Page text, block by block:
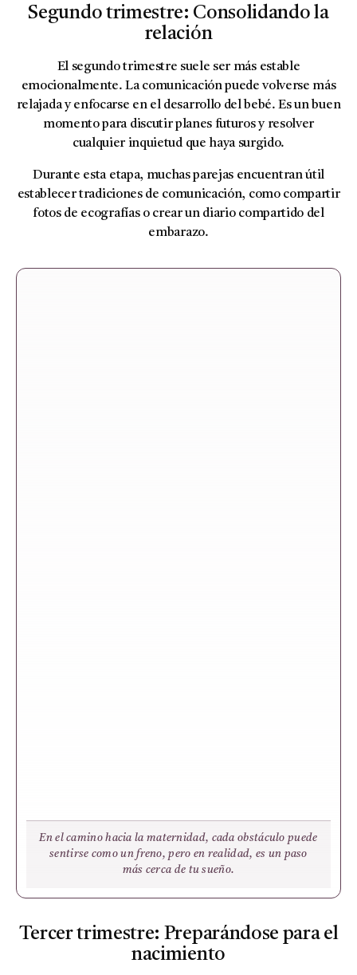
Segundo trimestre: Consolidando la
relación
El segundo trimestre suele ser más estable
emocionalmente. La comunicación puede volverse más
relajada y enfocarse en el desarrollo del bebé. Es un buen
momento para discutir planes futuros y resolver
cualquier inquietud que haya surgido.
Durante esta etapa, muchas parejas encuentran útil
establecer tradiciones de comunicación, como compartir
fotos de ecografías o crear un diario compartido del
embarazo.
En el camino hacia la maternidad, cada obstáculo puede
sentirse como un freno, pero en realidad, es un paso
más cerca de tu sueño.
Tercer trimestre: Preparándose para el
nacimiento